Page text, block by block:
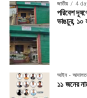
জাতীয় 4
পরিবেশ
ভাঙচুর, ১০
আইন - আদালত
১১ জনের